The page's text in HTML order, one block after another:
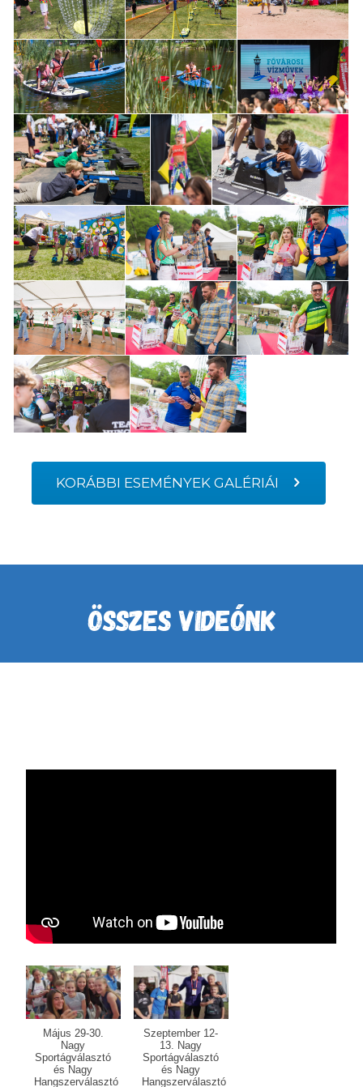
KORÁBBI ESEMÉNYEK GALÉRIÁI
ÖSSZES VIDEÓNK
Május 29-30.
Nagy
Sportágválasztó
és Nagy
Hangszerválasztó
Szeptember 12-
13. Nagy
Sportágválasztó
és Nagy
Hangszerválasztó